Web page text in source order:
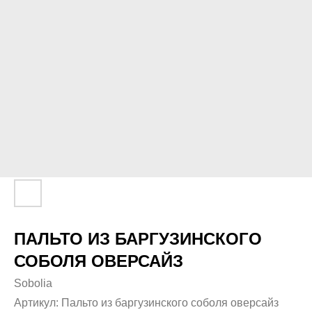
ПАЛЬТО ИЗ БАРГУЗИНСКОГО
СОБОЛЯ ОВЕРСАЙЗ
Sobolia
Артикул: Пальто из баргузинского соболя оверсайз